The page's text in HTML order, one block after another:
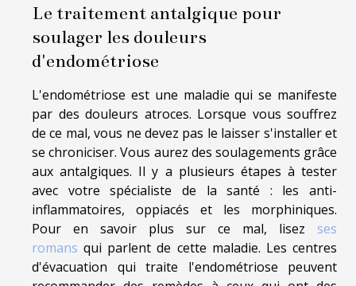
Le traitement antalgique pour
soulager les douleurs
d'endométriose
L'endométriose est une maladie qui se manifeste
par des douleurs atroces. Lorsque vous souffrez
de ce mal, vous ne devez pas le laisser s'installer et
se chroniciser. Vous aurez des soulagements grâce
aux antalgiques. Il y a plusieurs étapes à tester
avec votre spécialiste de la santé : les anti-
inflammatoires, oppiacés et les morphiniques.
Pour en savoir plus sur ce mal, lisez ses
romans qui parlent de cette maladie. Les centres
d'évacuation qui traite l'endométriose peuvent